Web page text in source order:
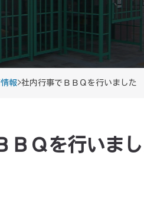
報>社内行事でＢＢＱを行いました
ＢＱを行いま